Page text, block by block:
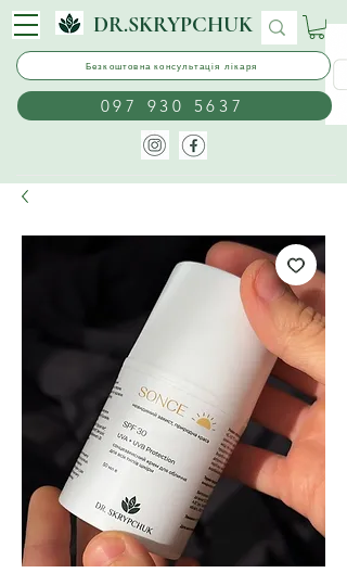
097 930 5637
DR.SKRYPCHUK
Безкоштовна консультація лікаря